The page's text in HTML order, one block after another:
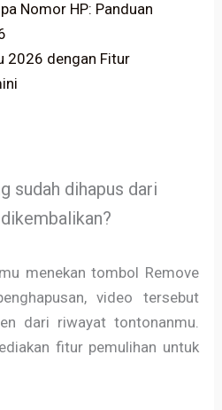
Nomor HP: Panduan
2026 dengan Fitur
sudah dihapus dari
menekan tombol Remove
video tersebut
dari riwayat tontonanmu.
fitur pemulihan untuk